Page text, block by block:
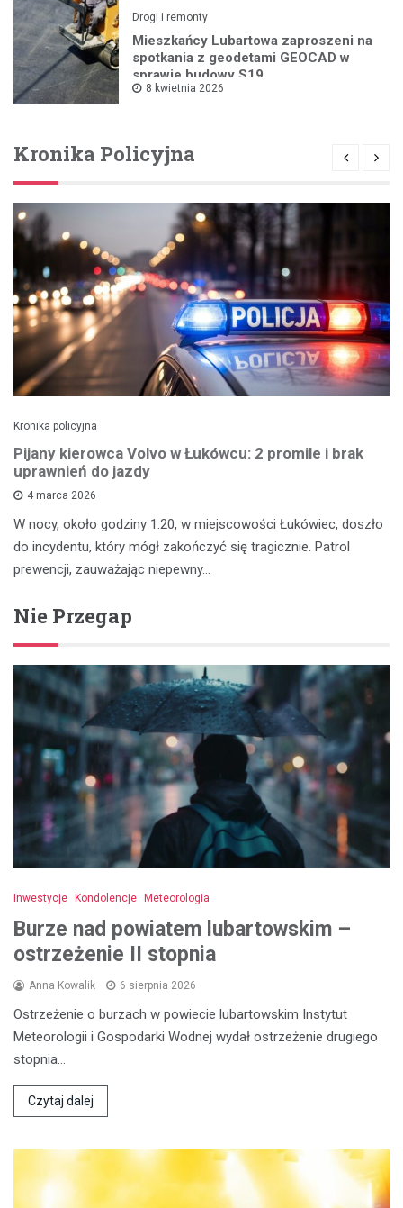
Drogi i remonty
Mieszkańcy Lubartowa zaproszeni na
spotkania z geodetami GEOCAD w
sprawie budowy S19
8 kwietnia 2026
Kronika Policyjna
Kronika policyjna
Pijany kierowca Volvo w Łukówcu: 2 promile i brak
uprawnień do jazdy
4 marca 2026
W nocy, około godziny 1:20, w miejscowości Łukówiec, doszło
do incydentu, który mógł zakończyć się tragicznie. Patrol
prewencji, zauważając niepewny…
Nie Przegap
Inwestycje Kondolencje Meteorologia
Burze nad powiatem lubartowskim –
ostrzeżenie II stopnia
Anna Kowalik 6 sierpnia 2026
Ostrzeżenie o burzach w powiecie lubartowskim Instytut
Meteorologii i Gospodarki Wodnej wydał ostrzeżenie drugiego
stopnia…
Czytaj dalej